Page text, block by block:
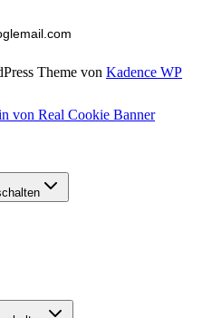
Theme von Kadence WP
von Real Cookie Banner